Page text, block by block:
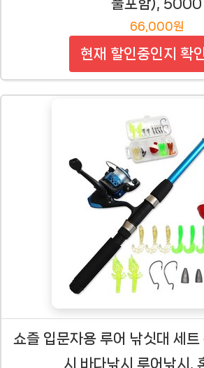
풀포함), 5000
66,000원
현재 할인중인지 확
쇼즐 입문자용 루어 낚싯대 세
시 바다낚시 루어낚시,